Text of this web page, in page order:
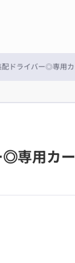
配ドライバー◎専用
専用カ